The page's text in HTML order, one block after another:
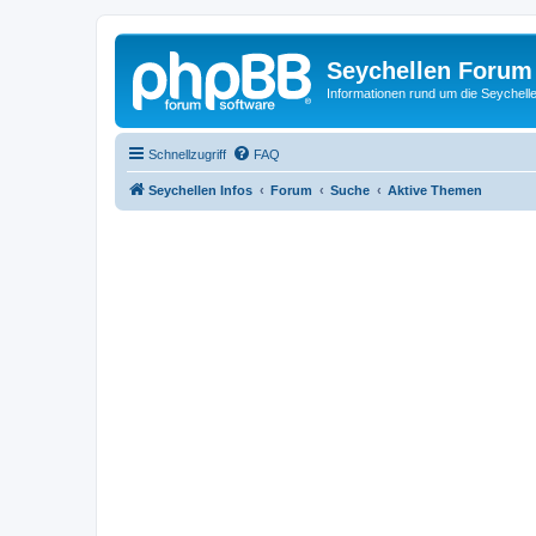
Seychellen Forum
Informationen rund um die
Schnellzugriff FAQ
Seychellen Infos Forum Suche Aktive Themen